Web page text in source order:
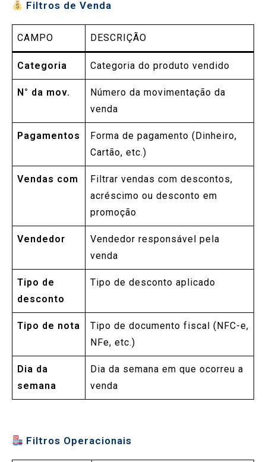
Filtros de Venda
CAMPO DESCRIÇÃO
Categoria Categoria do produto vendido
N° da mov.
Número da movimentação da
venda
Pagamentos
Forma de pagamento (Dinheiro,
Cartão, etc.)
Vendas com
Filtrar vendas com descontos,
acréscimo ou desconto em
promoção
Vendedor
Vendedor responsável pela
venda
Tipo de
desconto
Tipo de desconto aplicado
Tipo de nota
Tipo de documento fiscal (NFC-e,
NFe, etc.)
Dia da
semana
Dia da semana em que ocorreu a
venda
Filtros Operacionais